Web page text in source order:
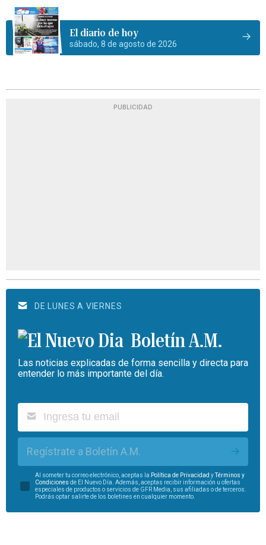
El diario de hoy
sábado, 8 de agosto de 2026
PUBLICIDAD
DE LUNES A VIERNES
Boletín A.M.
Las noticias explicadas de forma sencilla y directa para
entender lo más importante del día.
Regístrate a Boletín A.M.
Al someter tu correo electrónico, aceptas la Política de Privacidad yTérminos y
Condiciones de El Nuevo Día. Además, aceptas recibir información u ofertas
especiales de productos o servicios de GFR Media, sus afiliadas o de terceros.
Podrás optar salirte de los boletines en cualquier momento.